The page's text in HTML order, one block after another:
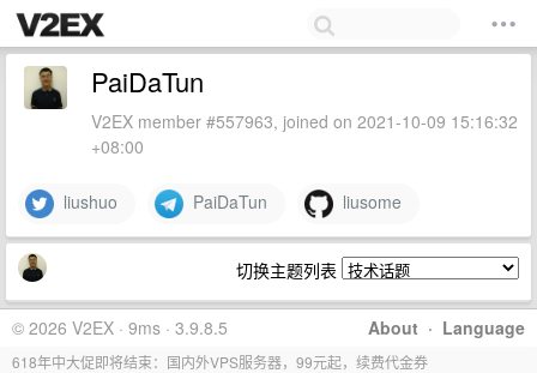
PaiDaTun
V2EX member #557963, joined on 2021-10-09 15:16:32
+08:00
liushuo PaiDaTun liusome
切换主题列表
About · Language
© 2026 V2EX · 9ms · 3.9.8.5
618年中大促即将结束：国内外VPS服务器，99元起，续费代金券